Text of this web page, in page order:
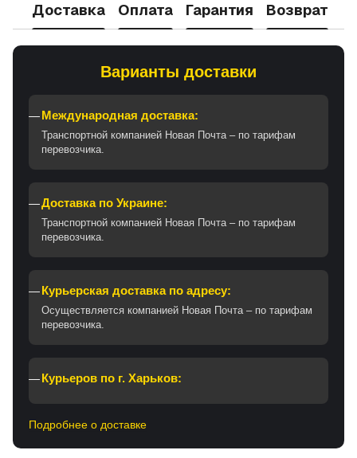
Доставка Оплата Гарантия Возврат
Варианты доставки
Международная доставка:
Транспортной компанией Новая Почта – по тарифам
перевозчика.
Доставка по Украине:
Транспортной компанией Новая Почта – по тарифам
перевозчика.
Курьерская доставка по адресу:
Осуществляется компанией Новая Почта – по тарифам
перевозчика.
Курьеров по г. Харьков:
Подробнее о доставке